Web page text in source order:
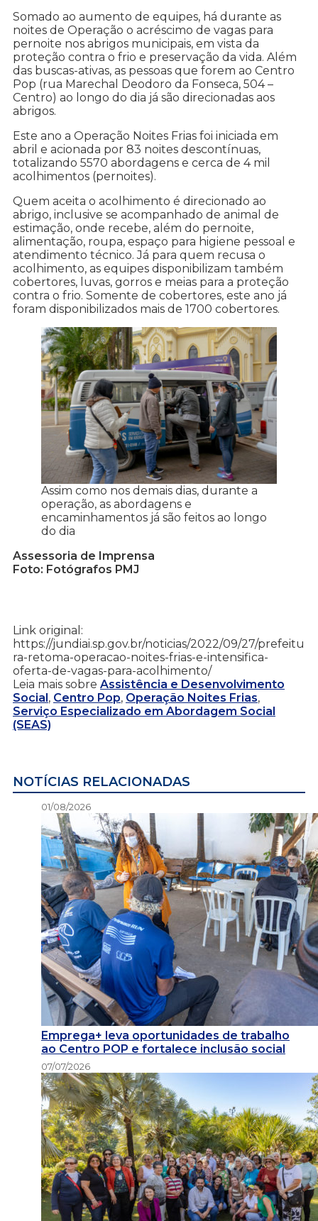
Somado ao aumento de equipes, há durante as
noites de Operação o acréscimo de vagas para
pernoite nos abrigos municipais, em vista da
proteção contra o frio e preservação da vida. Além
das buscas-ativas, as pessoas que forem ao Centro
Pop (rua Marechal Deodoro da Fonseca, 504 –
Centro) ao longo do dia já são direcionadas aos
abrigos.
Este ano a Operação Noites Frias foi iniciada em
abril e acionada por 83 noites descontínuas,
totalizando 5570 abordagens e cerca de 4 mil
acolhimentos (pernoites).
Quem aceita o acolhimento é direcionado ao
abrigo, inclusive se acompanhado de animal de
estimação, onde recebe, além do pernoite,
alimentação, roupa, espaço para higiene pessoal e
atendimento técnico. Já para quem recusa o
acolhimento, as equipes disponibilizam também
cobertores, luvas, gorros e meias para a proteção
contra o frio. Somente de cobertores, este ano já
foram disponibilizados mais de 1700 cobertores.
Assim como nos demais dias, durante a
operação, as abordagens e
encaminhamentos já são feitos ao longo
do dia
Assessoria de Imprensa
Foto: Fotógrafos PMJ
Link original:
https://jundiai.sp.gov.br/noticias/2022/09/27/prefeitu
ra-retoma-operacao-noites-frias-e-intensifica-
oferta-de-vagas-para-acolhimento/
Leia mais sobre Assistência e Desenvolvimento
Social , Centro Pop, Operação Noites Frias,
Serviço Especializado em Abordagem Social
(SEAS)
NOTÍCIAS RELACIONADAS
01/08/2026
Emprega+ leva oportunidades de trabalho
ao Centro POP e fortalece inclusão social
07/07/2026